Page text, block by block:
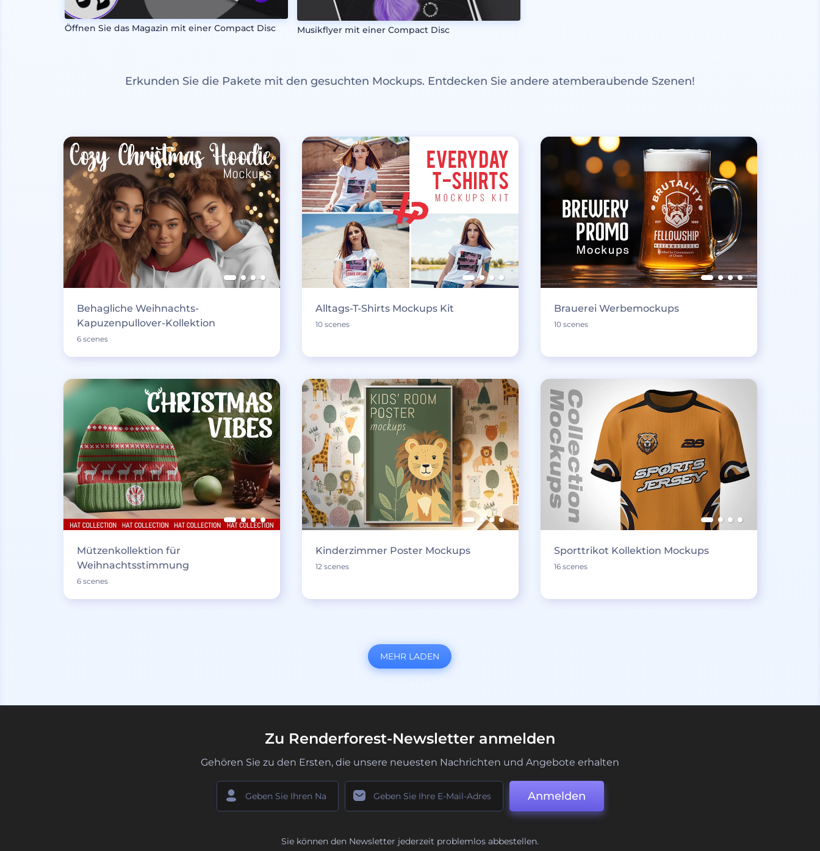
Öffnen Sie das Magazin mit einer Compact Disc Musikflyer mit einer Compact Disc
Erkunden Sie die Pakete mit den gesuchten Mockups. Entdecken Sie andere atemberaubende Szenen!
Behagliche Weihnachts-
Kapuzenpullover-Kollektion
6 scenes
Alltags-T-Shirts Mockups Kit
10 scenes
Brauerei Werbemockups
10 scenes
Mützenkollektion für
Weihnachtsstimmung
6 scenes
Kinderzimmer Poster Mockups
12 scenes
Sporttrikot Kollektion Mockups
16 scenes
MEHR LADEN
Zu Renderforest-Newsletter anmelden
Gehören Sie zu den Ersten, die unsere neuesten Nachrichten und Angebote erhalten
Anmelden
Sie können den Newsletter jederzeit problemlos abbestellen.